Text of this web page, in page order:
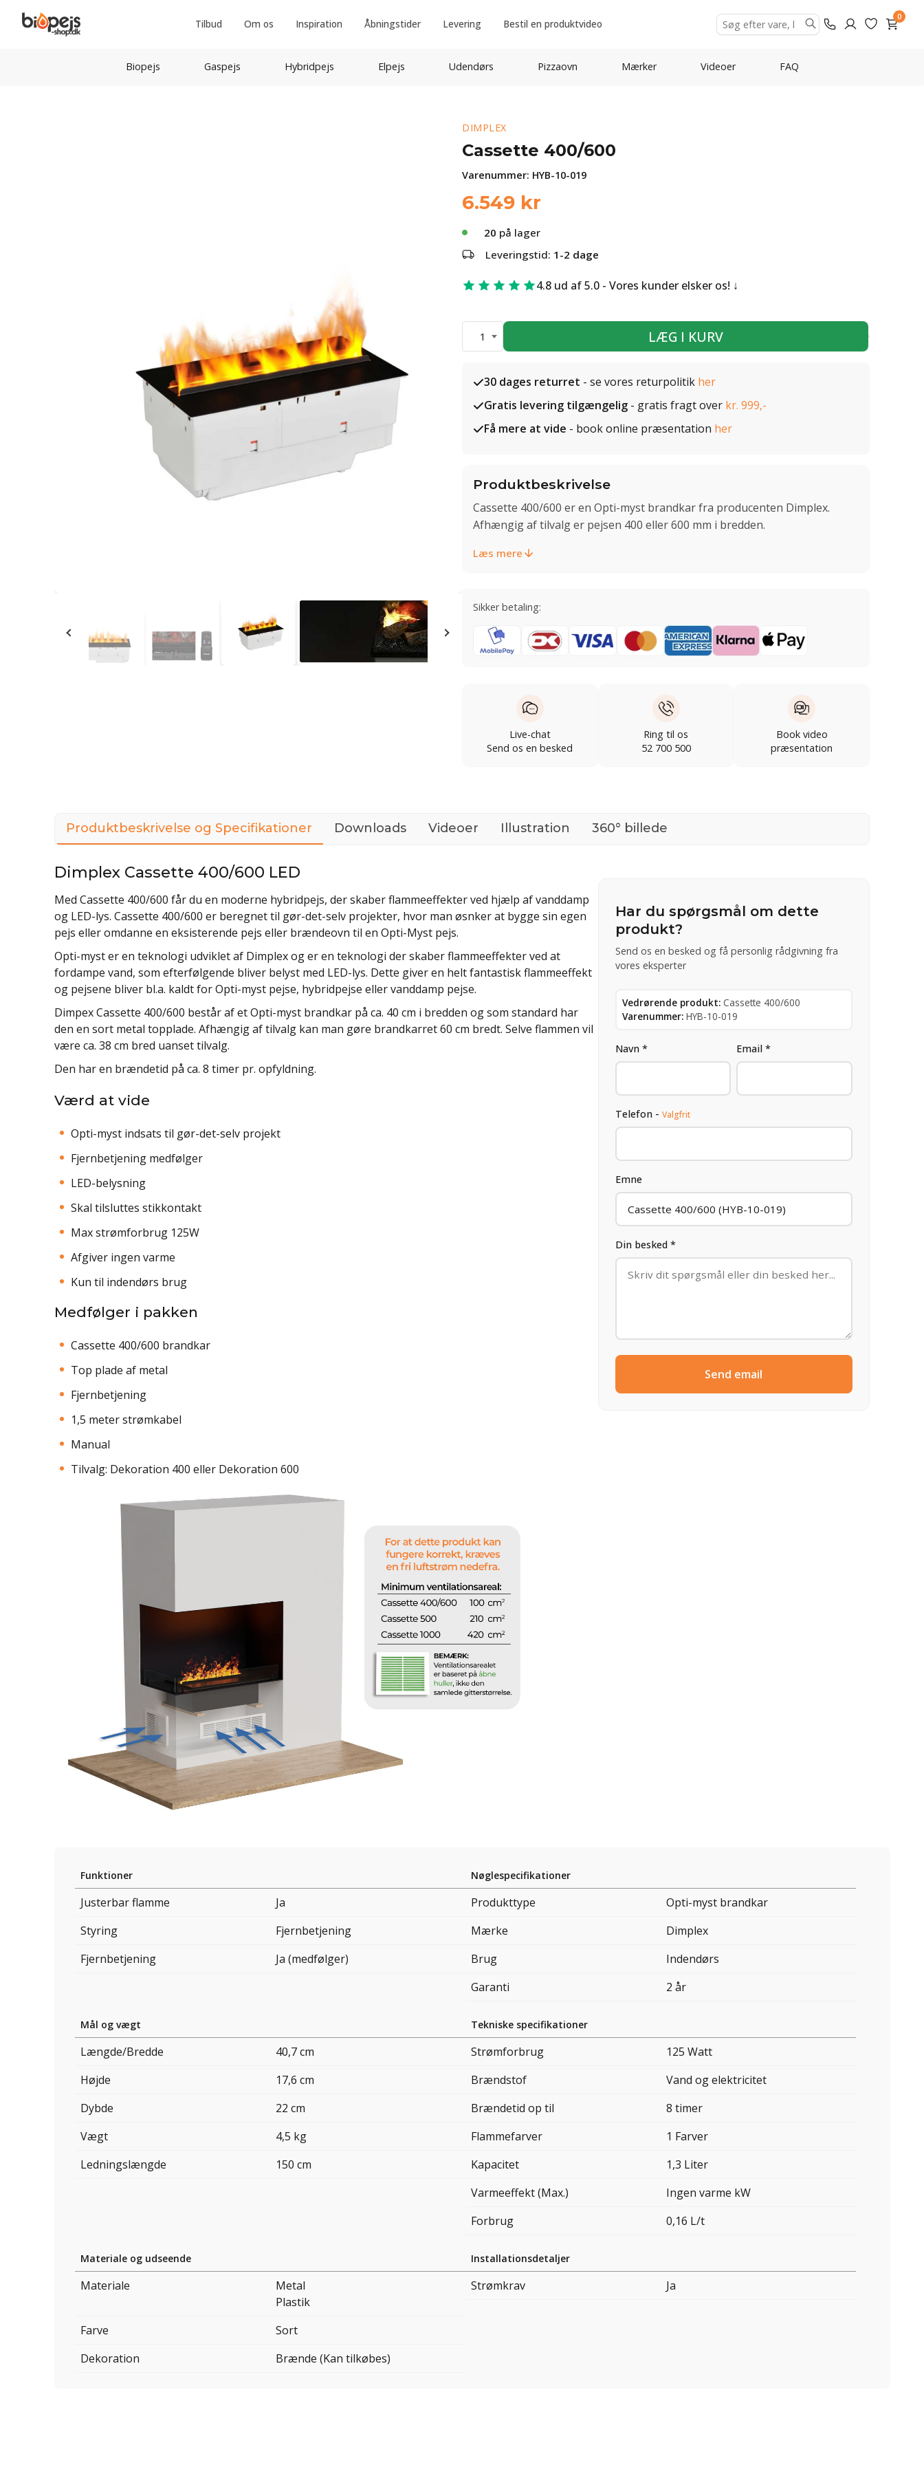
Tilbud Om os Inspiration Åbningstider Levering Bestil en produktvideo
0
Biopejs Gaspejs Hybridpejs Elpejs Udendørs Pizzaovn Mærker Videoer FAQ
DIMPLEX
Cassette 400/600
Varenummer: HYB-10-019
6.549 kr
20 på lager
Leveringstid: 1-2 dage
4.8 ud af 5.0 - Vores kunder elsker os!
1 LÆG I KURV
30 dages returret - se vores returpolitik her
Gratis levering tilgængelig - gratis fragt over kr. 999,-
Få mere at vide - book online præsentation her
Produktbeskrivelse
Cassette 400/600 er en Opti-myst brandkar fra producenten Dimplex.
Afhængig af tilvalg er pejsen 400 eller 600 mm i bredden.
Læs mere
Sikker betaling:
Live-chat
Send os en besked
Ring til os
52 700 500
Book video
præsentation
Produktbeskrivelse og Specifikationer Downloads Videoer Illustration 360° billede
Dimplex Cassette 400/600 LED
Med Cassette 400/600 får du en moderne hybridpejs, der skaber flammeeffekter ved hjælp af vanddamp
og LED-lys. Cassette 400/600 er beregnet til gør-det-selv projekter, hvor man øsnker at bygge sin egen
pejs eller omdanne en eksisterende pejs eller brændeovn til en Opti-Myst pejs.
Opti-myst er en teknologi udviklet af Dimplex og er en teknologi der skaber flammeeffekter ved at
fordampe vand, som efterfølgende bliver belyst med LED-lys. Dette giver en helt fantastisk flammeeffekt
og pejsene bliver bl.a. kaldt for Opti-myst pejse, hybridpejse eller vanddamp pejse.
Dimpex Cassette 400/600 består af et Opti-myst brandkar på ca. 40 cm i bredden og som standard har
den en sort metal topplade. Afhængig af tilvalg kan man gøre brandkarret 60 cm bredt. Selve flammen vil
være ca. 38 cm bred uanset tilvalg.
Den har en brændetid på ca. 8 timer pr. opfyldning.
Værd at vide
Opti-myst indsats til gør-det-selv projekt
Fjernbetjening medfølger
LED-belysning
Skal tilsluttes stikkontakt
Max strømforbrug 125W
Afgiver ingen varme
Kun til indendørs brug
Medfølger i pakken
Cassette 400/600 brandkar
Top plade af metal
Fjernbetjening
1,5 meter strømkabel
Manual
Tilvalg: Dekoration 400 eller Dekoration 600
Har du spørgsmål om dette
produkt?
Send os en besked og få personlig rådgivning fra
vores eksperter
Vedrørende produkt: Cassette 400/600
Varenummer: HYB-10-019
Navn * Email *
Telefon - Valgfrit
Emne
Din besked *
Send email
Funktioner
Justerbar flamme
Ja
Styring
Fjernbetjening
Fjernbetjening
Ja (medfølger)
Nøglespecifikationer
Produkttype
Opti-myst brandkar
Mærke
Dimplex
Brug
Indendørs
Garanti
2 år
Mål og vægt
Længde/Bredde
40,7 cm
Højde
17,6 cm
Dybde
22 cm
Vægt
4,5 kg
Ledningslængde
150 cm
Tekniske specifikationer
Strømforbrug
125 Watt
Brændstof
Vand og elektricitet
Brændetid op til
8 timer
Flammefarver
1 Farver
Kapacitet
1,3 Liter
Varmeeffekt (Max.)
Ingen varme kW
Forbrug
0,16 L/t
Materiale og udseende
Materiale
Metal
Plastik
Farve
Sort
Dekoration
Brænde (Kan tilkøbes)
Installationsdetaljer
Strømkrav Ja